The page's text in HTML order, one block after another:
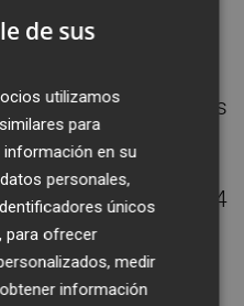
vía, entre ellos:
de vehículos
ruedas, como
(6%), y usuarios
como
entre ocupantes
ligeros de 4
hasta el 30 por
de sus
utilizamos
para
información en su
personales,
únicos
para ofrecer
medir
información